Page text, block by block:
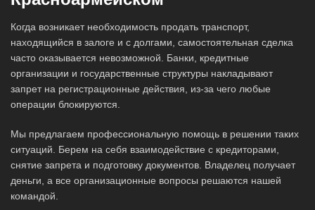
Когда возникает необходимость продать транспорт,
находящийся в залоге и с долгами, самостоятельная сделка
часто оказывается невозможной. Банки, кредитные
организации и государственные структуры накладывают
запрет на регистрационные действия, из-за чего любые
операции блокируются.
Мы предлагаем профессиональную помощь в решении таких
ситуаций. Берем на себя взаимодействие с кредиторами,
снятие запрета и подготовку документов. Владелец получает
деньги, а все организационные вопросы решаются нашей
командой.